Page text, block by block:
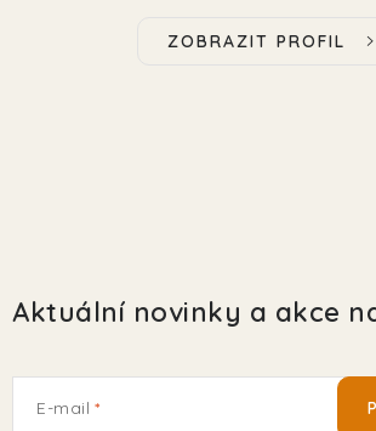
ZOBRAZIT PROFIL
Aktuální novinky a akce
E-mail